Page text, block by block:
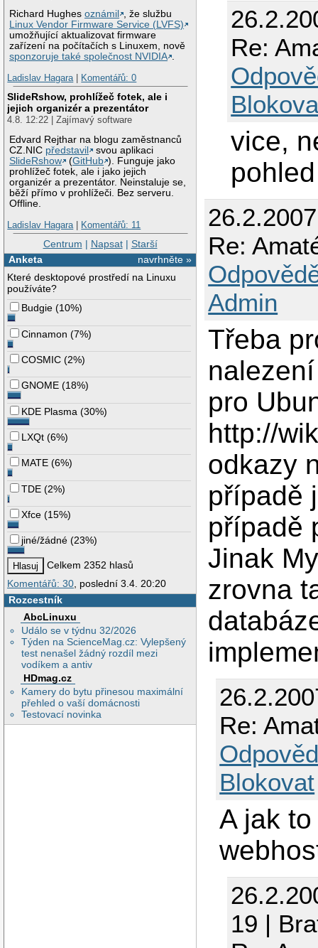
Richard Hughesoznámil
, že službu
Linux Vendor Firmware Service (LVFS)
umožňující aktualizovat firmware
zařízení na počítačích s Linuxem, nově
sponzoruje také společnost NVIDIA .
Ladislav Hagara| Komentářů: 0
SlideRshow, prohlížeč fotek, ale i
jejich organizér a prezentátor
4.8. 12:22 | Zajímavý software
Edvard Rejthar na blogu zaměstnanců
CZ.NIC představil
svou aplikaci
SlideRshow
(GitHub ). Funguje jako
prohlížeč fotek, ale i jako jejich
organizér a prezentátor. Neinstaluje se,
běží přímo v prohlížeči. Bez serveru.
Offline.
Ladislav Hagara| Komentářů: 11
Centrum | Napsat| Starší
navrhněte »
Anketa
Které desktopové prostředí na Linuxu
používáte?
Budgie (10%)
Cinnamon (7%)
COSMIC (2%)
GNOME (18%)
KDE Plasma (30%)
LXQt (6%)
MATE (6%)
TDE (2%)
Xfce (15%)
jiné/žádné (23%)
Celkem 2352 hlasů
Komentářů: 30 , poslední 3.4. 20:20
Rozcestník
AbcLinuxu
Událo se v týdnu 32/2026
Týden na ScienceMag.cz: Vylepšený
test nenašel žádný rozdíl mezi
vodíkem a antiv
HDmag.cz
Kamery do bytu přinesou maximální
přehled o vaší domácnosti
Testovací novinka
Re:
vice,
Re:
Admin
Třeba
pro
http://
odkazy
případě
případě
Jinak
zrovna
Re:
Blokovat
A jak
19 |